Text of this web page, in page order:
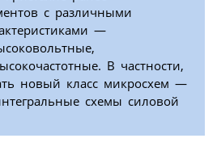
с различными
—
В частности,
новый класс микросхем —
схемы силовой